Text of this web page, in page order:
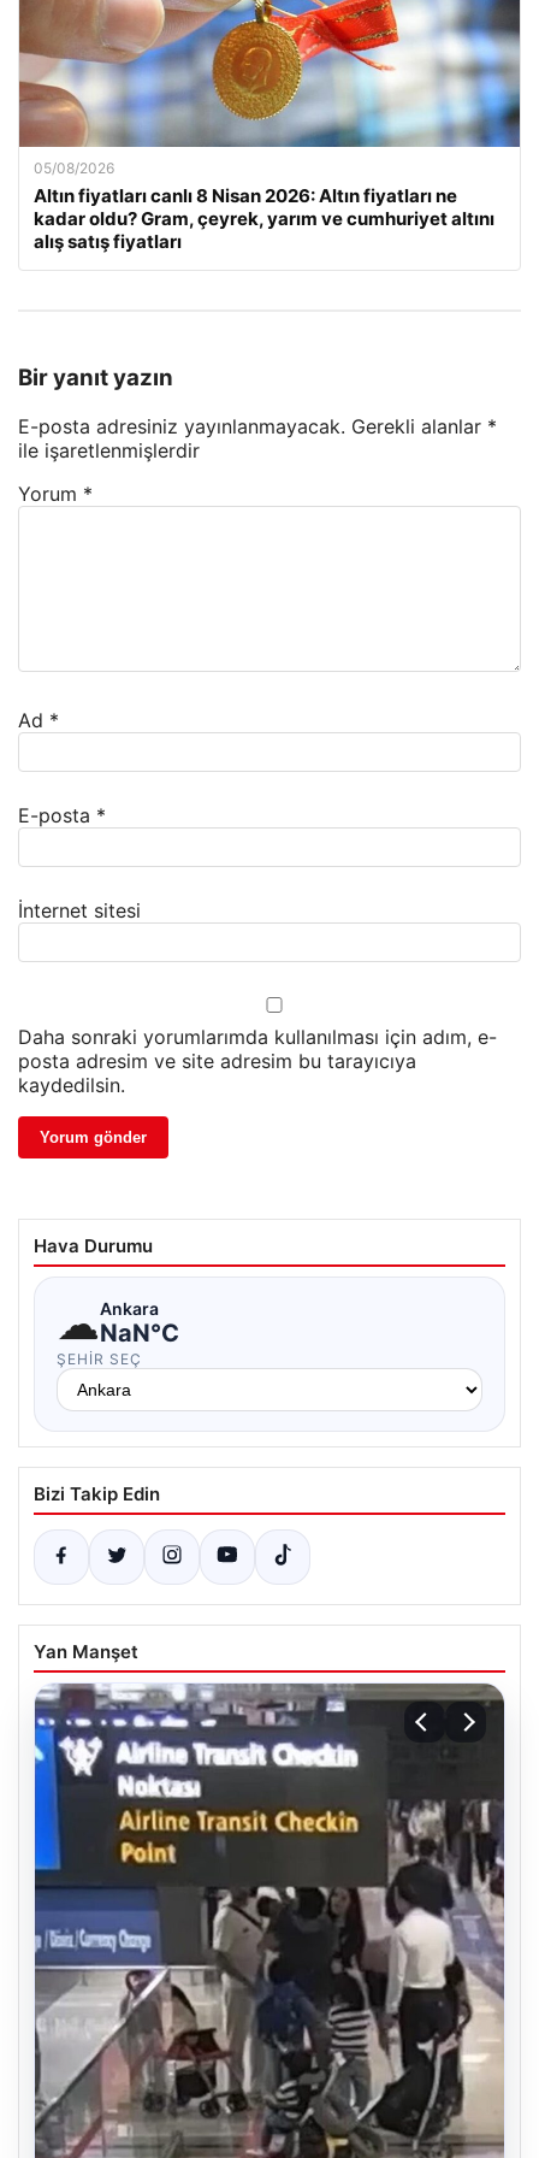
05/08/2026
Altın fiyatları canlı 8 Nisan 2026: Altın fiyatları ne
kadar oldu? Gram, çeyrek, yarım ve cumhuriyet altını
alış satış fiyatları
Bir yanıt yazın
E-posta adresiniz yayınlanmayacak. Gerekli alanlar *
ile işaretlenmişlerdir
Yorum *
Ad *
E-posta *
İnternet sitesi
Daha sonraki yorumlarımda kullanılması için adım, e-
posta adresim ve site adresim bu tarayıcıya
kaydedilsin.
Hava Durumu
☁Ankara
NaN°C
ŞEHIR SEÇ
Bizi Takip Edin
Yan Manşet